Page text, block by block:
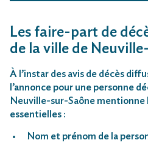
Les faire-part de
de la ville de
À l’instar des avis de décès
l’annonce pour une personne
Neuville-sur-Saône
essentielles :
Nom et prénom de la